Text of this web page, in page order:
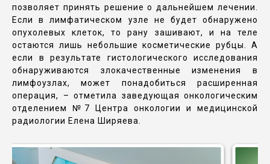
позволяет принять решение о дальнейшем лечении.
Если в лимфатическом узле не будет обнаружено
опухолевых клеток, то рану зашивают, и на теле
остаются лишь небольшие косметические рубцы. А
если в результате гистологического исследования
обнаруживаются злокачественные изменения в
лимфоузлах, может понадобиться расширенная
операция, – отметила заведующая онкологическим
отделением №7 Центра онкологии и медицинской
радиологии Елена Ширяева.